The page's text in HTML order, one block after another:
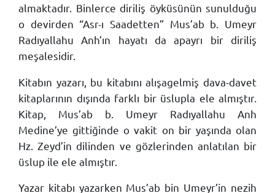
almaktadır. Binlerce diriliş öyküsünün sunulduğu
o devirden “Asr-ı Saadetten” Mus’ab b. Umeyr
Radıyallahu Anh’ın hayatı da apayrı bir diriliş
meşalesidir.
Kitabın yazarı, bu kitabını alışagelmiş dava-davet
kitaplarının dışında farklı bir üslupla ele almıştır.
Kitap, Mus’ab b. Umeyr Radıyallahu Anh
Medine’ye gittiğinde o vakit on bir yaşında olan
Hz. Zeyd’in dilinden ve gözlerinden anlatılan bir
üslup ile ele almıştır.
Yazar kitabı yazarken Mus’ab bin Umeyr’in nezih